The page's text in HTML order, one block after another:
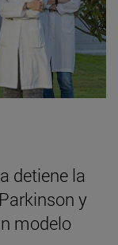
detiene la
y
modelo